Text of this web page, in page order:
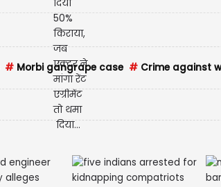
# Morbi gangrape case # Crime against